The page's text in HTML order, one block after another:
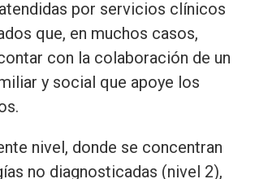
por servicios clínicos
que, en muchos casos,
con la colaboración de un
y social que apoye los
nivel, donde se concentran
no diagnosticadas (nivel 2),